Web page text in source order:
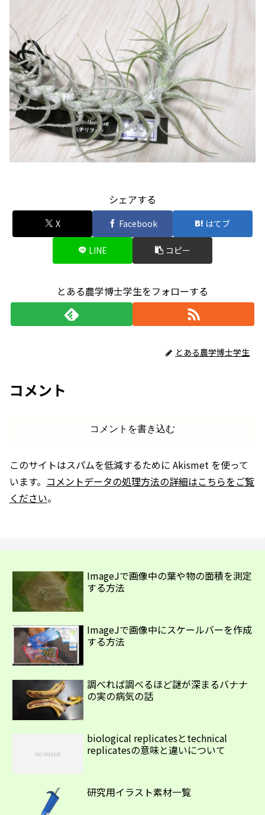
シェアする
X Facebook はてブ
LINE コピー
とある農学博士学生をフォローする
とある農学博士学生
コメント
コメントを書き込む
このサイトはスパムを低減するために Akismet を使って
います。 コメントデータの処理方法の詳細はこちらをご覧
ください。
ImageJで画像中の葉や物の面積を測定
する方法
ImageJで画像中にスケールバーを作成
する方法
調べれば調べるほど謎が深まるバナナ
の実の病気の話
biological replicatesとtechnical
replicatesの意味と違いについて
研究用イラスト素材一覧